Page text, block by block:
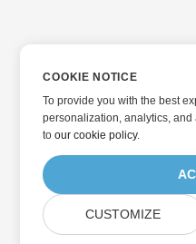
COOKIE NOTICE
To provide you with the best
personalization, analytics,
toour cookie policy.
CUSTOMIZE